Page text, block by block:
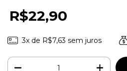
R$22,90
3x de R$7,63 sem juros